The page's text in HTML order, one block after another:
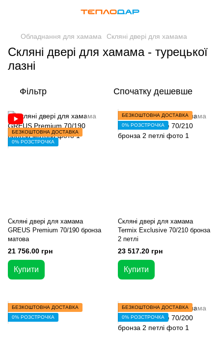
Обладнання для хамама Скляні двері для хамама
Скляні двері для хамама - турецької
лазні
Фільтр Спочатку дешевше
БЕЗКОШТОВНА ДОСТАВКА
0% РОЗСТРОЧКА
Скляні двері для хамама
GREUS Premium 70/190 бронза
матова
21 756.00 грн
Купити
БЕЗКОШТОВНА ДОСТАВКА
0% РОЗСТРОЧКА
Скляні двері для хамама
Termix Exclusive 70/210 бронза
2 петлі
23 517.20 грн
Купити
БЕЗКОШТОВНА ДОСТАВКА
0% РОЗСТРОЧКА
БЕЗКОШТОВНА ДОСТАВКА
0% РОЗСТРОЧКА